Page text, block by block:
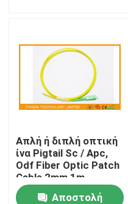
Περίπου εμείς
Γύρος εργοστασίων
Ποιοτικός έλεγχος
Μας ελάτε σε επαφή με
Απλή ή διπλή οπτική
ίνα Pigtail Sc / Apc,
Odf Fiber Optic Patch
Cable 2mm 1m
Αποστολή